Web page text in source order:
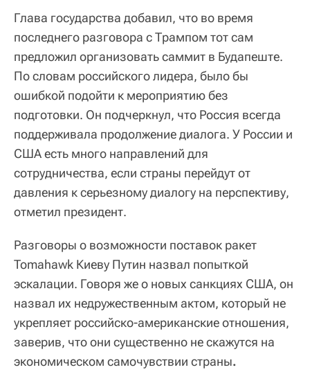
Глава государства добавил, что во время
последнего разговора с Трампом тот сам
предложил организовать саммит в Будапеште.
По словам российского лидера, было бы
ошибкой подойти к мероприятию без
подготовки. Он подчеркнул, что Россия всегда
поддерживала продолжение диалога. У России и
США есть много направлений для
сотрудничества, если страны перейдут от
давления к серьезному диалогу на перспективу,
отметил президент.
Разговоры о возможности поставок ракет
Tomahawk Киеву Путин назвал попыткой
эскалации. Говоря же о новых санкциях США, он
назвал их недружественным актом, который не
укрепляет российско-американские отношения,
заверив, что они существенно не скажутся на
экономическом самочувствии страны.